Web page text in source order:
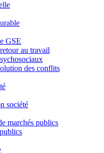
GSE
au travail
des conflits
société
marchés publics